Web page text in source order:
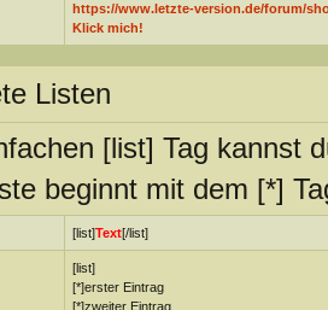
https://www.letzte-version.de/forum/
Klick mich!
Listen
[list] Tag kannst
beginnt mit dem [*]
[list]Text[/list]
[list]
[*]erster Eintrag
[*]zweiter Eintrag